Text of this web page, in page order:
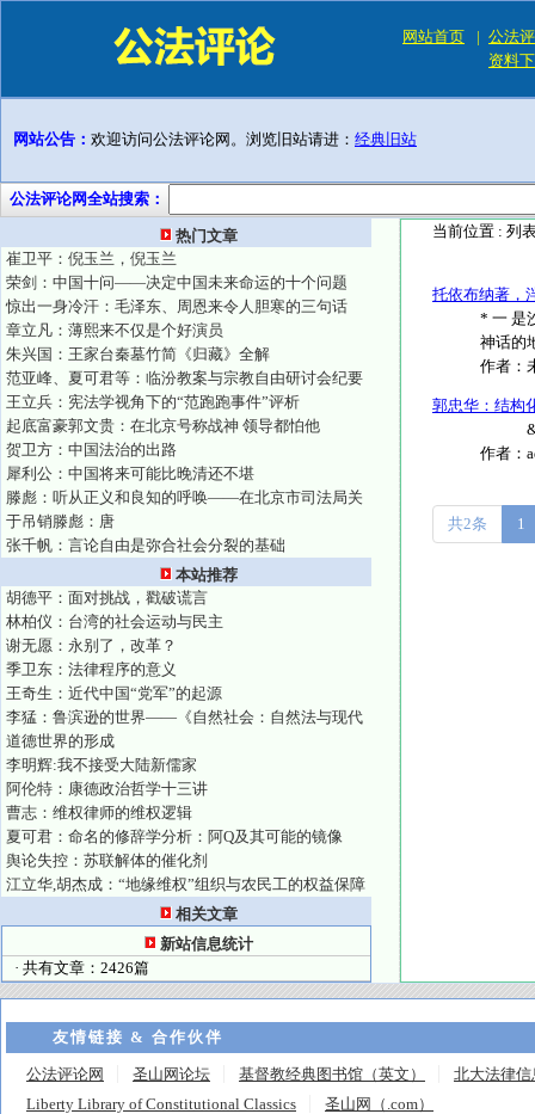
网站首页 | 公法
资料
网站公告： 欢迎访问公法评论网。浏览旧站请进： 经典旧站
公法评论网全站搜索：
热门文章
崔卫平：倪玉兰，倪玉兰
荣剑：中国十问——决定中国未来命运的十个问题
惊出一身冷汗：毛泽东、周恩来令人胆寒的三句话
章立凡：薄熙来不仅是个好演员
朱兴国：王家台秦墓竹简《归藏》全解
范亚峰、夏可君等：临汾教案与宗教自由研讨会纪要
王立兵：宪法学视角下的“范跑跑事件”评析
起底富豪郭文贵：在北京号称战神 领导都怕他
贺卫方：中国法治的出路
犀利公：中国将来可能比晚清还不堪
滕彪：听从正义和良知的呼唤——在北京市司法局关
于吊销滕彪：唐
张千帆：言论自由是弥合社会分裂的基础
本站推荐
胡德平：面对挑战，戳破谎言
林柏仪：台湾的社会运动与民主
谢无愿：永别了，改革？
季卫东：法律程序的意义
王奇生：近代中国“党军”的起源
李猛：鲁滨逊的世界——《自然社会：自然法与现代
道德世界的形成
李明辉:我不接受大陆新儒家
阿伦特：康德政治哲学十三讲
曹志：维权律师的维权逻辑
夏可君：命名的修辞学分析：阿Q及其可能的镜像
舆论失控：苏联解体的催化剂
江立华,胡杰成：“地缘维权”组织与农民工的权益保障
相关文章
新站信息统计
· 共有文章：2426篇
当前位置 : 列
托依布纳著，
* 一 是
神话的
作者：
郭忠华：结构
作者：
共2条 1
友情链接 & 合作伙伴
公法评论网 圣山网论坛 基督教经典图书馆（英文）
北大法律信
Liberty Library of Constitutional Classics
圣山网（.com）